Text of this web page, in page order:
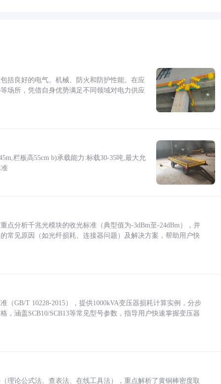
括良好的电气、机械、防火和防护性能。在应
场所，凭借自身优势满足不同领域对电力供应
栏板高55cm b)承载能力:标载30-35吨,最大允
点分析千兆光模块的收光标准（典型值为-3dBm至-24dBm），并
常见原因（如光纤损耗、连接器问题）及解决方案，帮助用户快
GB/T 10228-2015），提供1000kVA变压器损耗计算实例，分步
涵盖SCB10/SCB13等常见型号参数，指导用户快速掌握变压器
理论公式法、查表法、在线工具法），重点解析了黄铜棒密度取